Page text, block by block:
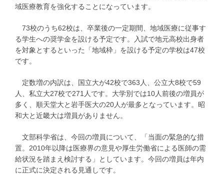
域医療教育を強化することになっています。
73校のうち62校は、卒業後の一定期間、地域医療に従事す
る学生への奨学金を設ける予定です。入試で地元高校出身者
を対象とするといった「地域枠」を設ける予定の学校は47校
です。
定数増の内訳は、国立大が42校で363人、公立大8校で59
人、私立大27校で271人です。大学別では10人前後の増員が
多く、順天堂大と岩手医大の20人が最多となっています。昭
和大と近畿大は増員がありません。
文部科学省は、今回の増員について、「当面の緊急的な措
置。2010年以降は医療界の意見や厚生労働省による医師の需
給状況を踏まえ検討する」としています。今回の増員は年内
に正式に決定される見通しです。